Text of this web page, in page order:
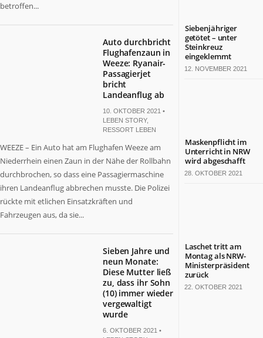
betroffen...
Auto durchbricht
Flughafenzaun in
Weeze: Ryanair-
Passagierjet
bricht
Landeanflug ab
10. OKTOBER 2021 •
LEBEN STORY,
RESSORT LEBEN
WEEZE – Ein Auto hat am Flughafen Weeze am
Niederrhein einen Zaun in der Nähe der Rollbahn
durchbrochen, so dass eine Passagiermaschine
ihren Landeanflug abbrechen musste. Die Polizei
rückte mit etlichen Einsatzkräften und
Fahrzeugen aus, da sie...
Sieben Jahre und
neun Monate:
Diese Mutter ließ
zu, dass ihr Sohn
(10) immer wieder
vergewaltigt
wurde
6. OKTOBER 2021 •
Siebenjähriger
getötet – unter
Steinkreuz
eingeklemmt
12. NOVEMBER 2021
Maskenpflicht im
Unterricht in NRW
wird abgeschafft
28. OKTOBER 2021
Laschet tritt am
Montag als NRW-
Ministerpräsident
zurück
22. OKTOBER 2021